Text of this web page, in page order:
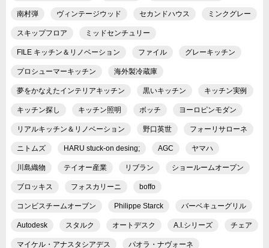
南村弾 ヴィンテージウッド セカンドハウス ミンクグレー
スキップフロア ミッドセンチュリー
FILE キッチン＆リノベーション ファイル グレーキッチン
プロシューマーキッチン 海外製冷蔵庫
夢をかなえたインテリアキッチン 黒いキッチン キッチン実例
キッチン探し キッチン照明 ボッチ ヨーロピンモダン
リアルキッチン＆リノベーション 野口英世 フォーリサローネ
ニトムズ HARU stuck-on desing; AGC ヤマハ
川島織物 テイオー産業 リブラン ショールームオープン
ブロッキス フォスカリーニ boffo
コンビスチームオーブン Philippe Starck バーベキューグリル
Autodesk スタルク オートデスク A.I.シリーズ チェア
マイケル・アナスタシアデス パオラ・ナヴォーネ